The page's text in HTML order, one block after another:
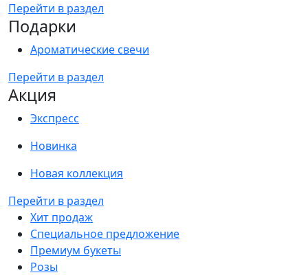
Перейти в раздел
Подарки
Ароматические свечи
Перейти в раздел
Акция
Экспресс
Новинка
Новая коллекция
Перейти в раздел
Хит продаж
Специальное предложение
Премиум букеты
Розы